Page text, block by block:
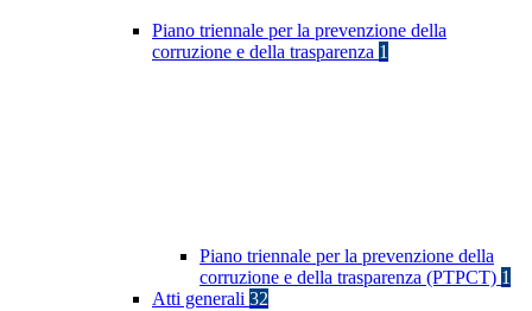
Piano triennale per la prevenzione della
corruzione e della trasparenza 1
Piano triennale per la prevenzione della
corruzione e della trasparenza (PTPCT) 1
Atti generali 32